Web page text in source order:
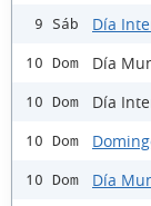
9 Sáb Día
10 Dom Día
10 Dom Día
10 Dom
10 Dom Día